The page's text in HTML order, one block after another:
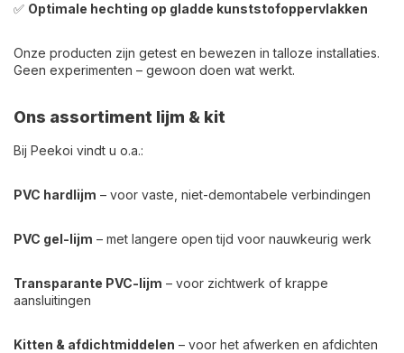
✅ Optimale hechting op gladde kunststofoppervlakken
Onze producten zijn getest en bewezen in talloze installaties.
Geen experimenten – gewoon doen wat werkt.
Ons assortiment lijm & kit
Bij Peekoi vindt u o.a.:
PVC hardlijm – voor vaste, niet-demontabele verbindingen
PVC gel-lijm – met langere open tijd voor nauwkeurig werk
Transparante PVC-lijm – voor zichtwerk of krappe
aansluitingen
Kitten & afdichtmiddelen – voor het afwerken en afdichten